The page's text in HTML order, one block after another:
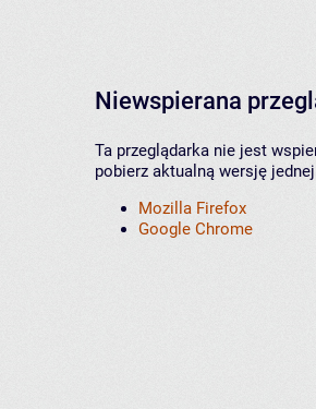
Niewspierana
Ta przeglądarka nie jest
pobierz aktualną wersję
Mozilla Firefox
Google Chrome